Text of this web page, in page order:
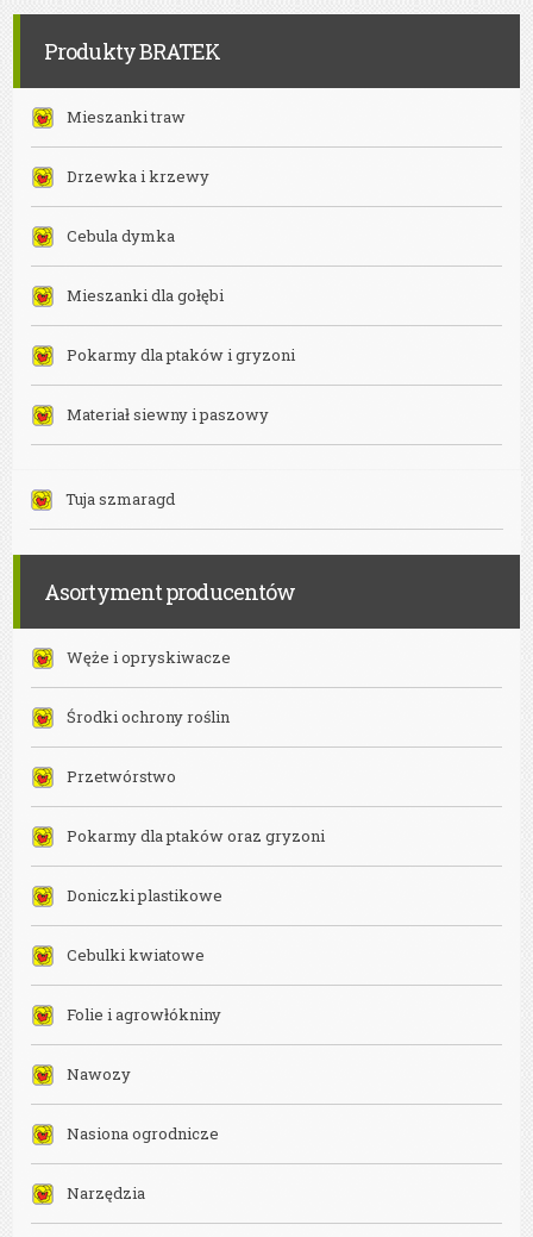
Bielsko-
Biała
Produkty BRATEK
Mieszanki traw
Drzewka i krzewy
Cebula dymka
Mieszanki dla gołębi
Pokarmy dla ptaków i gryzoni
Materiał siewny i paszowy
Tuja szmaragd
Asortyment producentów
Węże i opryskiwacze
Środki ochrony roślin
Przetwórstwo
Pokarmy dla ptaków oraz gryzoni
Doniczki plastikowe
Cebulki kwiatowe
Folie i agrowłókniny
Nawozy
Nasiona ogrodnicze
Narzędzia